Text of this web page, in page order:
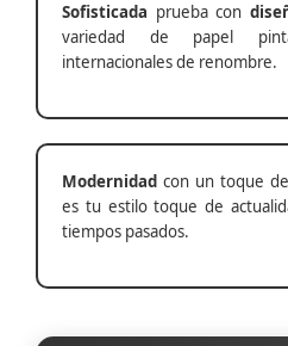
Sofisticada prueba con
variedad de papel
internacionales de renombre.
Modernidad con un toque
es tu estilo toque de
tiempos pasados.